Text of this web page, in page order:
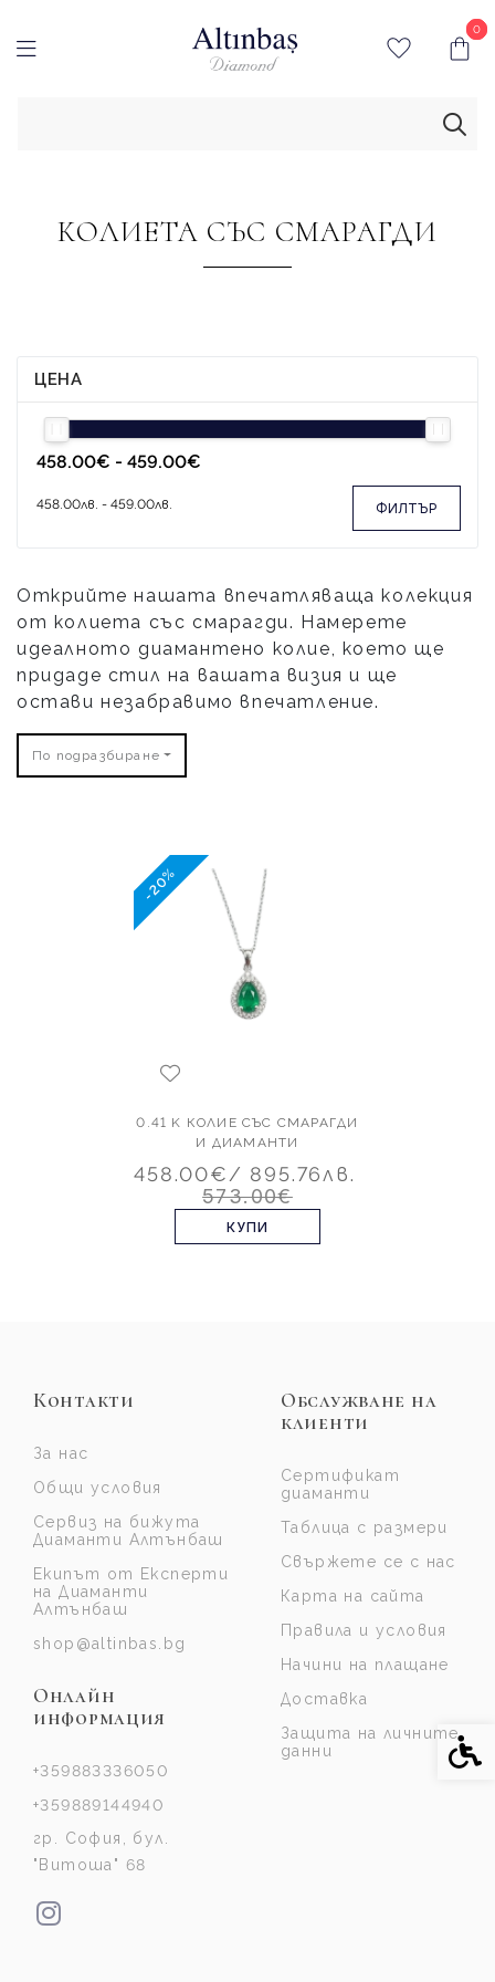
0
0
КОЛИЕТА СЪС СМАРАГДИ
ЦЕНА
ФИЛТЪР
Открийте нашата впечатляваща колекция
от колиета със смарагди. Намерете
идеалното диамантено колие, което ще
придаде стил на вашата визия и ще
остави незабравимо впечатление.
По подразбиране
-20%
0.41 K КОЛИЕ СЪС СМАРАГДИ
И ДИАМАНТИ
458.00€/ 895.76лв.
573.00€
КУПИ
Контакти
За нас
Общи условия
Сервиз на бижута
Диаманти Алтънбаш
Екипът от Експерти
на Диаманти
Алтънбаш
shop@altinbas.bg
Онлайн
информация
+359883336050
+359889144940
гр. София, бул.
"Витоша" 68
Обслужване на
клиенти
Сертификат
диаманти
Таблица с размери
Свържете се с нас
Карта на сайта
Правила и условия
Начини на плащане
Доставка
Защита на личните
данни